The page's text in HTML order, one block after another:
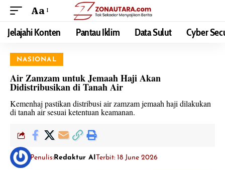
Aa
Jelajahi Konten Pantau Iklim Data Sulut Cyber
NASIONAL
Air Zamzam untuk Jemaah Haji Akan
Didistribusikan di Tanah Air
Kemenhaj pastikan distribusi air zamzam jemaah haji dilakukan
di tanah air sesuai ketentuan keamanan.
Penulis: Redaktur AITerbit: 18 June 2026